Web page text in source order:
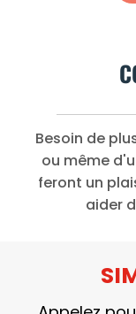
Besoin de
ou même
feront un
aider